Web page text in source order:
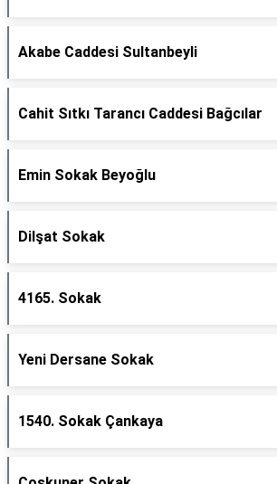
Akabe Caddesi Sultanbeyli
Cahit Sıtkı Tarancı Caddesi Bağcılar
Emin Sokak Beyoğlu
Dilşat Sokak
4165. Sokak
Yeni Dersane Sokak
1540. Sokak Çankaya